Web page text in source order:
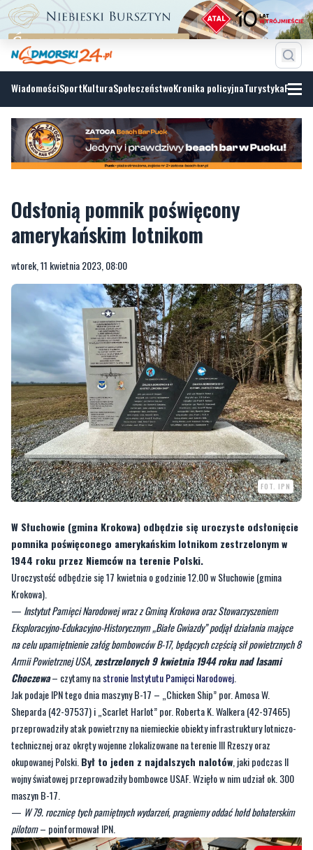
WiadomościSportKulturaSpołeczeństwoKronika policyjnaTurystyka
Odsłonią pomnik poświęcony
amerykańskim lotnikom
wtorek, 11 kwietnia 2023, 08:00
FOT. IPN
W Słuchowie (gmina Krokowa) odbędzie się uroczyste odsłonięcie
pomnika poświęconego amerykańskim lotnikom zestrzelonym w
1944 roku przez Niemców na terenie Polski.
Uroczystość odbędzie się 17 kwietnia o godzinie 12.00 w Słuchowie (gmina
Krokowa).
— Instytut Pamięci Narodowej wraz z Gminą Krokowa oraz Stowarzyszeniem
Eksploracyjno-Edukacyjno-Historycznym „Białe Gwiazdy” podjął działania mające
na celu upamiętnienie załóg bombowców B-17, będących częścią sił powietrznych 8
Armii Powietrznej USA,zestrzelonych 9 kwietnia 1944 roku nad lasami
Choczewa– czytamy nastronie Instytutu Pamięci Narodowej
Jak podaje IPN tego dnia maszyny B-17 – „Chicken Ship” por. Amosa W.
Sheparda (42-97537) i „Scarlet Harlot” por. Roberta K. Walkera (42-97465)
przeprowadziły atak powietrzny na niemieckie obiekty infrastruktury lotniczo-
technicznej oraz okręty wojenne zlokalizowane na terenie III Rzeszy oraz
okupowanej Polski. Był to jeden z najdalszych nalotów , jaki podczas II
wojny światowej przeprowadziły bombowce USAF. Wzięło w nim udział ok. 300
maszyn B-17.
— W 79. rocznicę tych pamiętnych wydarzeń, pragniemy oddać hołd bohaterskim
pilotom– poinformował IPN.